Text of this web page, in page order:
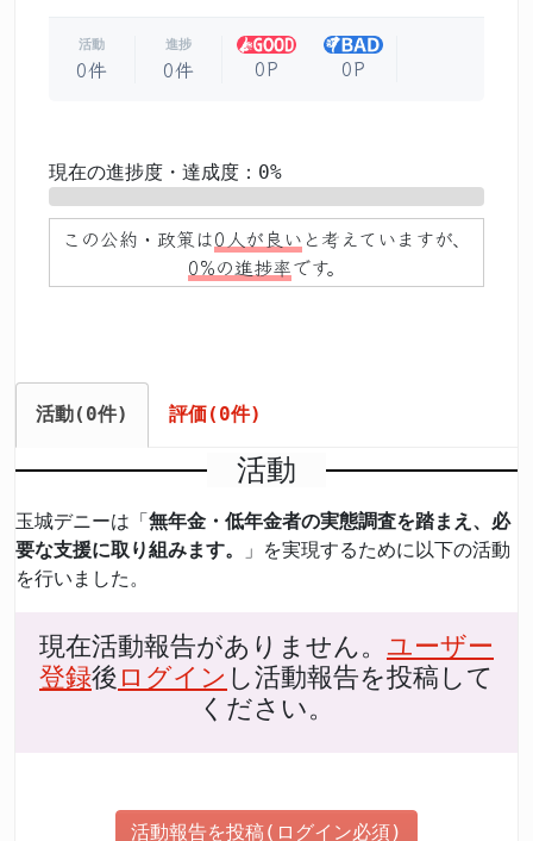
活動
0件
進捗
0件 0P 0P
現在の進捗度・達成度：0%
この公約・政策は0人が良い と考えていますが、
0%の進捗率です。
活動(0件) 評価(0件)
活動
玉城デニーは「無年金・低年金者の実態調査を踏まえ、必
要な支援に取り組みます。
」を実現するために以下の活動
を行いました。
現在活動報告がありません。 ユーザー
登録後 ログイン し活動報告を投稿して
ください。
活動報告を投稿(ログイン必須)